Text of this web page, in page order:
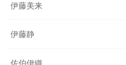
伊藤美来
伊藤静